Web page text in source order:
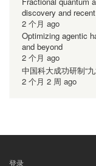
discovery and
2 个月 ago
Optimizing agentic
and beyond
2 个月 ago
中国科大成功研制“
2 个月 2 周 ago
登录